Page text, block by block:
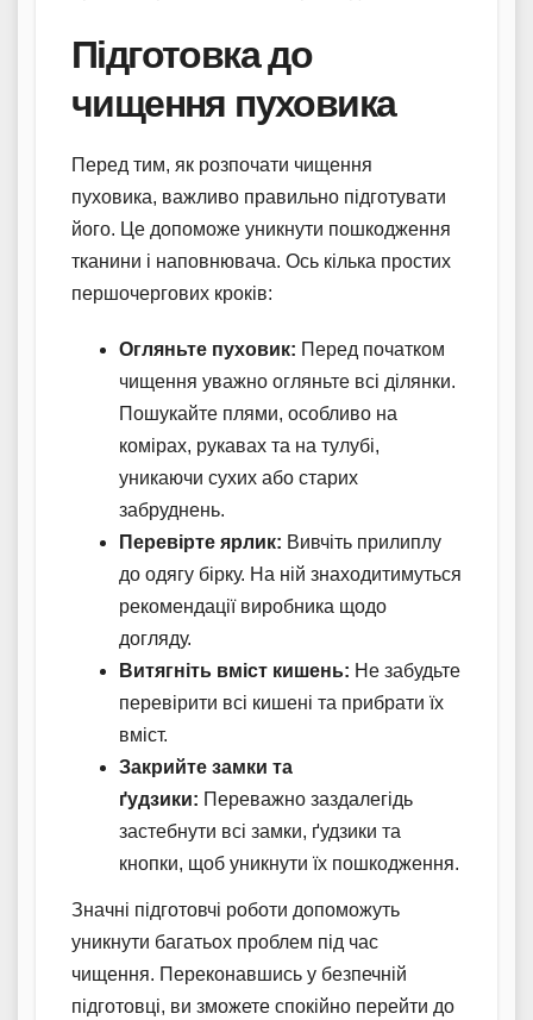
Підготовка до
чищення пуховика
Перед тим, як розпочати чищення
пуховика, важливо правильно підготувати
його. Це допоможе уникнути пошкодження
тканини і наповнювача. Ось кілька простих
першочергових кроків:
Огляньте пуховик: Перед початком
чищення уважно огляньте всі ділянки.
Пошукайте плями, особливо на
комірах, рукавах та на тулубі,
уникаючи сухих або старих
забруднень.
Перевірте ярлик: Вивчіть прилиплу
до одягу бірку. На ній знаходитимуться
рекомендації виробника щодо
догляду.
Витягніть вміст кишень: Не забудьте
перевірити всі кишені та прибрати їх
вміст.
Закрийте замки та
ґудзики: Переважно заздалегідь
застебнути всі замки, ґудзики та
кнопки, щоб уникнути їх пошкодження.
Значні підготовчі роботи допоможуть
уникнути багатьох проблем під час
чищення. Переконавшись у безпечній
підготовці, ви зможете спокійно перейти до